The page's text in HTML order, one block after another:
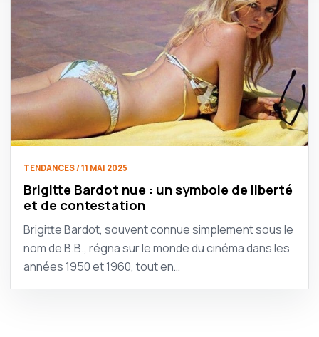
TENDANCES / 11 MAI 2025
Brigitte Bardot nue : un symbole de liberté
et de contestation
Brigitte Bardot, souvent connue simplement sous le
nom de B.B., régna sur le monde du cinéma dans les
années 1950 et 1960, tout en…